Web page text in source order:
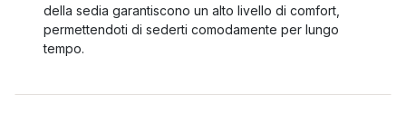
della sedia garantiscono un alto livello di comfort,
permettendoti di sederti comodamente per lungo
tempo.